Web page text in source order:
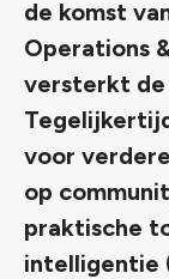
de komst
Operations
versterkt de
voor
op
praktische
intelligentie